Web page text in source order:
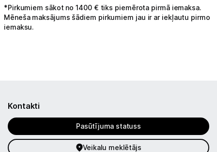
*Pirkumiem sākot no 1400 € tiks piemērota pirmā iemaksa.
Mēneša maksājums šādiem pirkumiem jau ir ar iekļautu pirmo
iemaksu.
Kontakti
Pasūtījuma statuss
Veikalu meklētājs